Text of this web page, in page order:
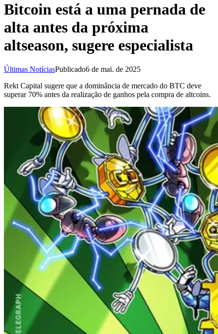
Bitcoin está a uma pernada de
alta antes da próxima
altseason, sugere especialista
Últimas NotíciasPublicado6 de mai. de 2025
Rekt Capital sugere que a dominância de mercado do BTC deve
superar 70% antes da realização de ganhos pela compra de altcoins.